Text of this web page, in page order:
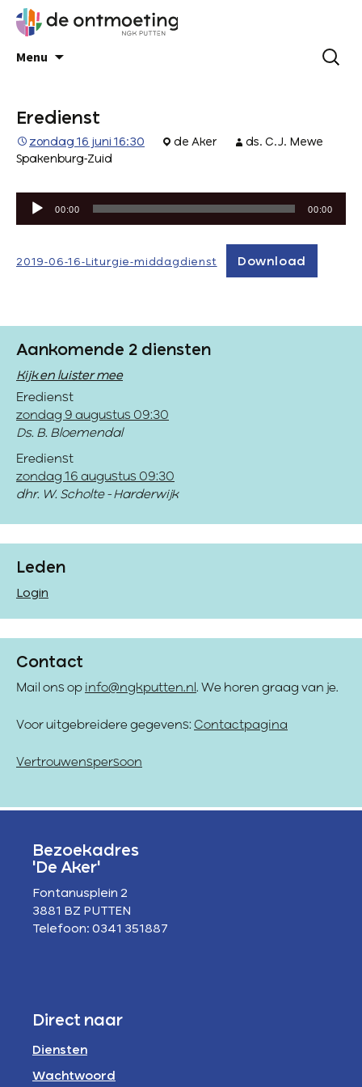
Menu
Eredienst
zondag 16 juni 16:30 de Aker
ds. C.J. Mewe
Spakenburg-Zuid
Audiospeler
00:00 00:00
2019-06-16-Liturgie-middagdienst Download
Aankomende 2 diensten
Kijk en luister mee
Eredienst
zondag 9 augustus 09:30
Ds. B. Bloemendal
Eredienst
zondag 16 augustus 09:30
dhr. W. Scholte - Harderwijk
Leden
Login
Contact
Mail ons op info@ngkputten.nl . We horen graag van je.
Voor uitgebreidere gegevens: Contactpagina
Vertrouwenspersoon
Bezoekadres
'De Aker'
Fontanusplein 2
3881 BZ PUTTEN
Telefoon: 0341 351887
Direct naar
Diensten
Wachtwoord